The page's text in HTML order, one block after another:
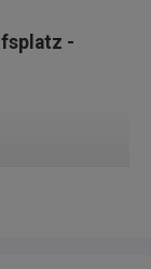
-